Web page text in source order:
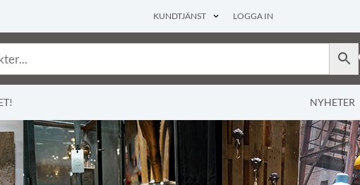
KUNDTJÄNST LOGGA IN
NYHETER